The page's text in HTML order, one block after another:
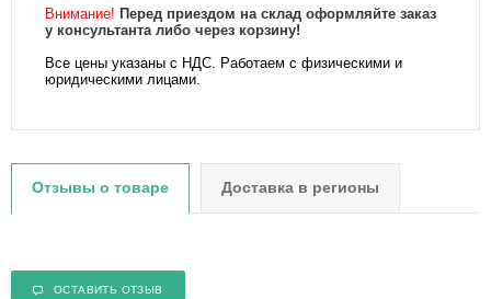
Внимание! Перед приездом на склад оформляйте заказ
у консультанта либо через корзину!
Все цены указаны с НДС. Работаем с физическими и
юридическими лицами.
Отзывы о товаре Доставка в регионы
ОСТАВИТЬ ОТЗЫВ